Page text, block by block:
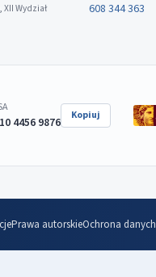
Wydział
608 344 363
4456 9876 Kopiuj
Prawa autorskieOchrona danych